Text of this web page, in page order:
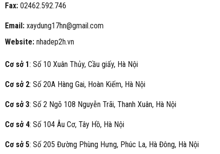
Fax:02462.592.746
Email:xaydung17hn@gmail.com
Website:nhadep2h.vn
Cơ sở 1: Số 10 Xuân Thủy, Cầu giấy, Hà Nội
Cơ sở 2: Số 20A Hàng Gai, Hoàn Kiếm, Hà Nội
Cơ sở 3: Số 2 Ngõ 108 Nguyễn Trãi, Thanh Xuân, Hà Nội
Cơ sở 4: Số 104 Âu Cơ, Tây Hồ, Hà Nội
Cơ sở 5: Số 205 Đường Phùng Hưng, Phúc La, Hà Đông, Hà Nội